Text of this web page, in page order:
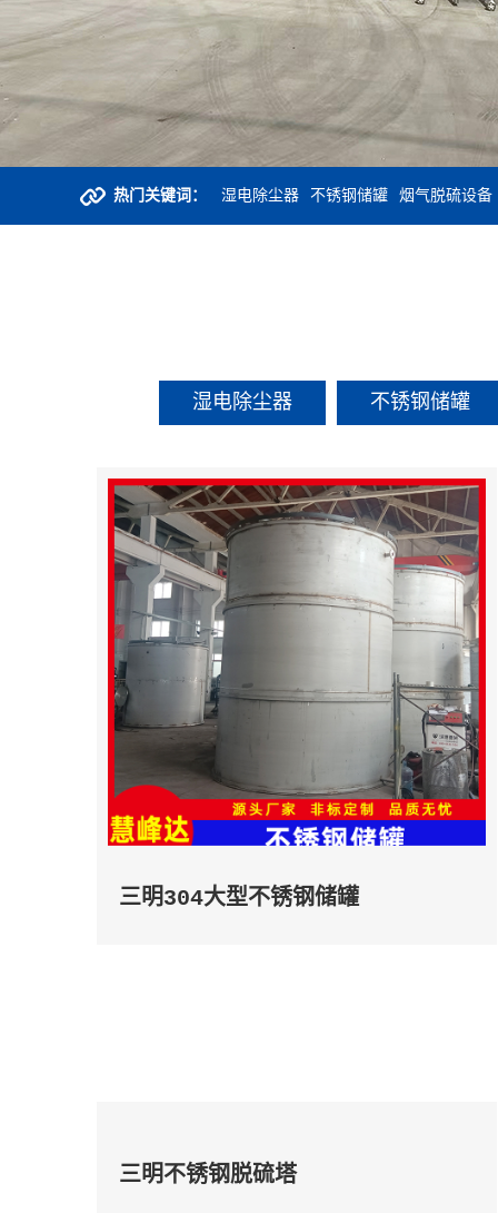
热门关键词： 湿电除尘器 不锈钢储罐 烟气脱硫设备
湿电除尘器 不锈钢储罐
三明304大型不锈钢储罐
三明不锈钢脱硫塔